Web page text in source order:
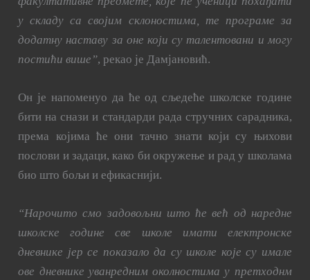
у складу са својим склоностима, те програме за
додатну наставу за оне који су талентовани и могу
постићи више”, рекао је Дамјановић.
Он је напоменуо да ће од сљедеће школске године
бити на снази и стандарди рада стручних сарадника,
према којима ће они тачно знати који су њихови
послови и задаци, како би окружење и рад у школама
био што бољи и ефикаснији.
“Нарочито смо задовољни што ће већ од наредне
школске године све школе имати електронске
дневнике јер се показало да су школе које су имале
ове дневнике уванредним околностима у претходнм